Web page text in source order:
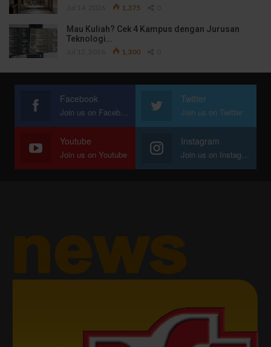
1,375
Mau Kuliah? Cek 4 Kampus dengan Jurusan
Teknologi…
1,300
Facebook
Join us on Facebook
Twitter
Join us on Twitter
Youtube
Join us on Youtube
Instagram
Join us on Instagram